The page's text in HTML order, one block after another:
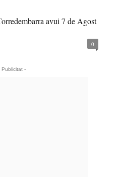
avui 7 de Agost
0
Publicitat -